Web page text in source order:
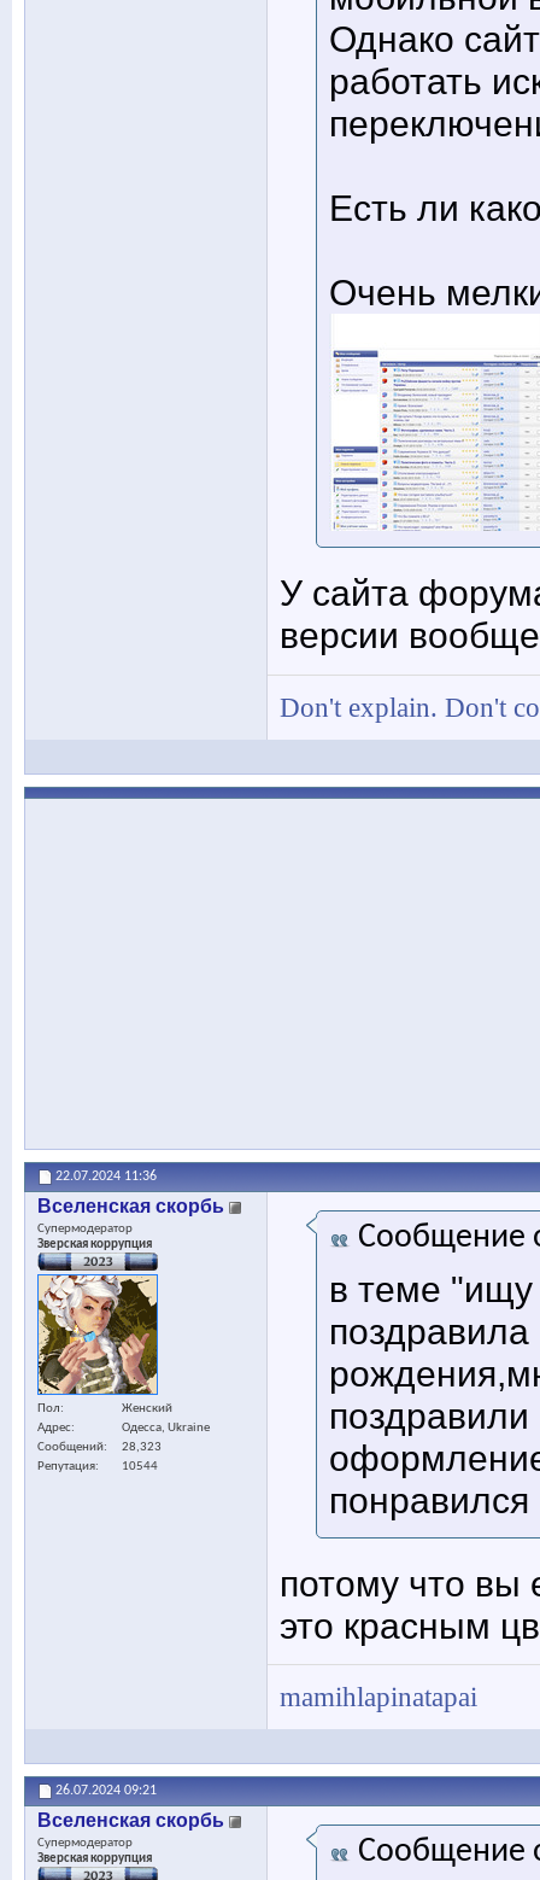
Однако
работать
Есть ли
Очень
У сайта
версии
Don't explain. Don't
22.07.2024 11:36
Вселенская скорбь
Супермодератор
Зверская коррупция
Пол
Женский
Адрес
Одесса, Ukraine
Сообщений
28,323
Репутация
10544
Сообщение
в теме "ищу
потому что вы
это красным
mamihlapinatapai
26.07.2024 09:21
Вселенская скорбь
Супермодератор
Зверская коррупция
Сообщение